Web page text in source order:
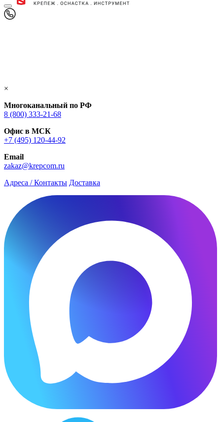
×
Многоканальный по РФ
8 (800) 333‑21-68
Офис в МСК
+7 (495) 120-44-92
Email
zakaz@krepcom.ru
Адреса / Контакты Доставка